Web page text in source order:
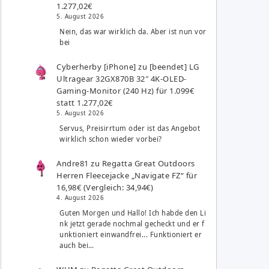
1.277,02€
5. August 2026
Nein, das war wirklich da. Aber ist nun vor
bei
Cyberherby [iPhone] zu [beendet] LG
Ultragear 32GX870B 32″ 4K-OLED-
Gaming-Monitor (240 Hz) für 1.099€
statt 1.277,02€
5. August 2026
Servus, Preisirrtum oder ist das Angebot
wirklich schon wieder vorbei?
Andre81 zu Regatta Great Outdoors
Herren Fleecejacke „Navigate FZ“ für
16,98€ (Vergleich: 34,94€)
4. August 2026
Guten Morgen und Hallo! Ich habde den Li
nk jetzt gerade nochmal gecheckt und er f
unktioniert einwandfrei... Funktioniert er
auch bei…